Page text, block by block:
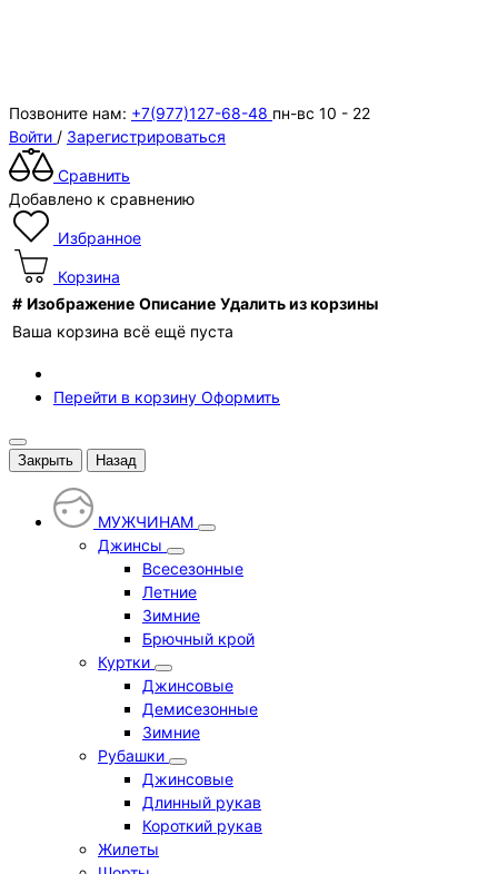
Позвоните нам: +7(977)127-68-48 пн-вс 10 - 22
Войти / Зарегистрироваться
Сравнить
Добавлено к сравнению
Избранное
Корзина
# Изображение Описание Удалить из корзины
Ваша корзина всё ещё пуста
Перейти в корзину Оформить
Закрыть Назад
МУЖЧИНАМ
Джинсы
Всесезонные
Летние
Зимние
Брючный крой
Куртки
Джинсовые
Демисезонные
Зимние
Рубашки
Джинсовые
Длинный рукав
Короткий рукав
Жилеты